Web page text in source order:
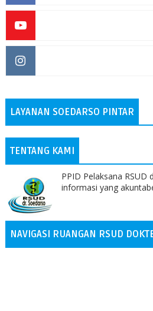
LAYANAN SOEDARSO PINTAR
TENTANG KAMI
PPID Pelaksana RSUD
informasi yang
NAVIGASI RUANGAN RSUD